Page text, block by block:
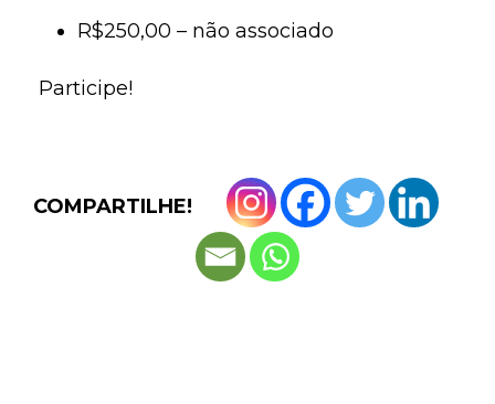
R$250,00 – não associado
Participe!
COMPARTILHE!